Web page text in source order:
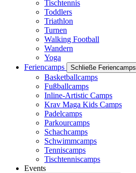
Tischtennis
Toddlers
Triathlon
Turnen
Walking Football
Wandern
Yoga
Feriencamps
Schließe Feriencamps
Basketballcamps
Fußballcamps
Inline-Artistic Camps
Krav Maga Kids Camps
Padelcamps
Parkourcamps
Schachcamps
Schwimmcamps
Tenniscamps
Tischtenniscamps
Events